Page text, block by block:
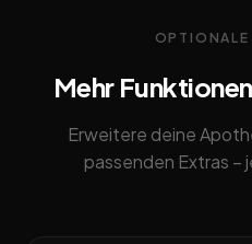
Mehr
Erweitere deine
passenden Extras –